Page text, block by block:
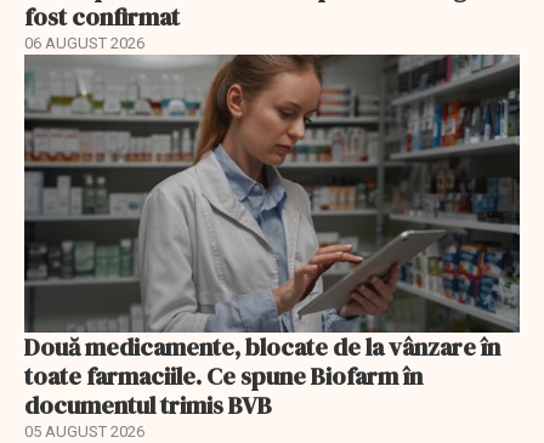
fost confirmat
06 AUGUST 2026
Două medicamente, blocate de la vânzare în
toate farmaciile. Ce spune Biofarm în
documentul trimis BVB
05 AUGUST 2026